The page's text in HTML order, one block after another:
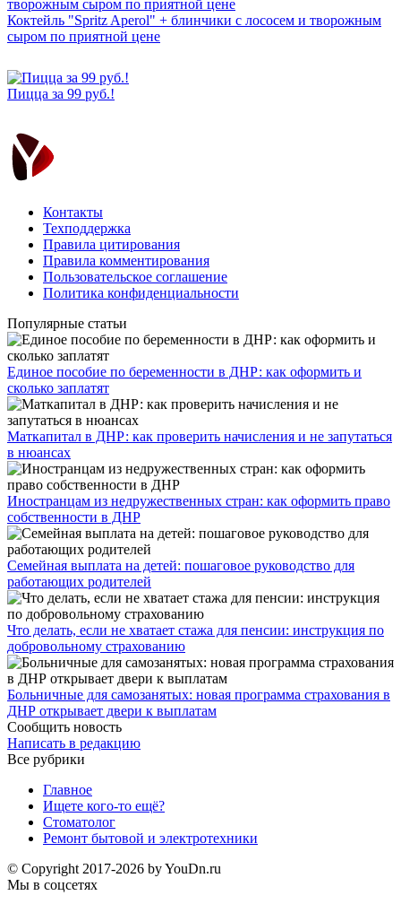
Коктейль "Spritz Aperol" + блинчики с лососем и творожным
сыром по приятной цене
Пицца за 99 руб.!
Контакты
Техподдержка
Правила цитирования
Правила комментирования
Пользовательское соглашение
Политика конфиденциальности
Популярные статьи
Единое пособие по беременности в ДНР: как оформить и
сколько заплатят
​Маткапитал в ДНР: как проверить начисления и не запутаться
в нюансах
Иностранцам из недружественных стран: как оформить право
собственности в ДНР
Семейная выплата на детей: пошаговое руководство для
работающих родителей
Что делать, если не хватает стажа для пенсии: инструкция по
добровольному страхованию
Больничные для самозанятых: новая программа страхования в
ДНР открывает двери к выплатам
Сообщить новость
Написать в редакцию
Все рубрики
Главное
Ищете кого-то ещё?
Стоматолог
Ремонт бытовой и электротехники
© Copyright 2017-2026 by YouDn.ru
Мы в соцсетях